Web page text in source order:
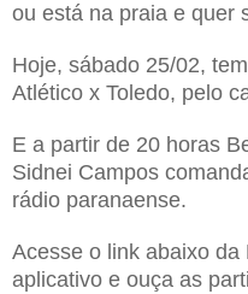
ou está na praia e quer
Hoje, sábado 25/02,
Atlético x Toledo, pelo
E a partir de 20 horas
Sidnei Campos
rádio paranaense.
Acesse o link abaixo da
aplicativo e ouça as